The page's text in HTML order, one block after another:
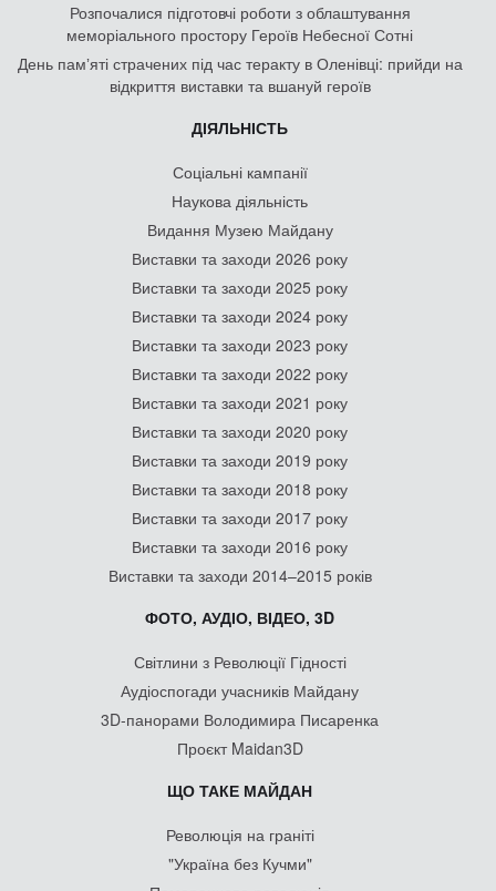
Розпочалися підготовчі роботи з облаштування
меморіального простору Героїв Небесної Сотні
День памʼяті страчених під час теракту в Оленівці: прийди на
відкриття виставки та вшануй героїв
ДІЯЛЬНІСТЬ
Соціальні кампанії
Наукова діяльність
Видання Музею Майдану
Виставки та заходи 2026 року
Виставки та заходи 2025 року
Виставки та заходи 2024 року
Виставки та заходи 2023 року
Виставки та заходи 2022 року
Виставки та заходи 2021 року
Виставки та заходи 2020 року
Виставки та заходи 2019 року
Виставки та заходи 2018 року
Виставки та заходи 2017 року
Виставки та заходи 2016 року
Виставки та заходи 2014–2015 років
ФОТО, АУДІО, ВІДЕО, 3D
Світлини з Революції Гідності
Аудіоспогади учасників Майдану
3D-панорами Володимира Писаренка
Проєкт Maidan3D
ЩО ТАКЕ МАЙДАН
Революція на граніті
"Україна без Кучми"